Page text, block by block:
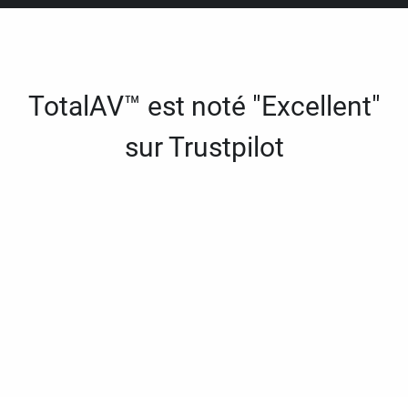
TotalAV™ est noté "Excellent"
sur Trustpilot